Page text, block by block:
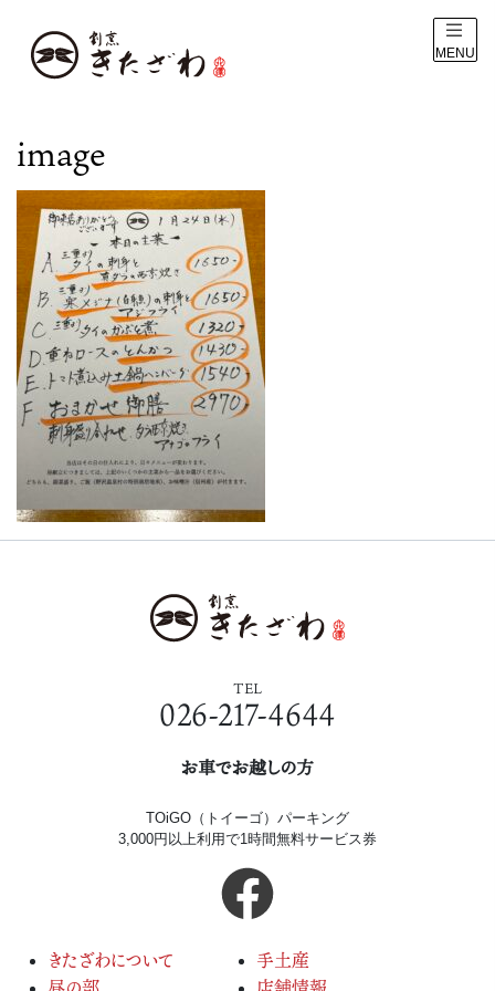
MENU
image
TEL
026-217-4644
お車でお越しの方
TOiGO（トイーゴ）パーキング
3,000円以上利用で1時間無料サービス券
きたざわについて
手土産